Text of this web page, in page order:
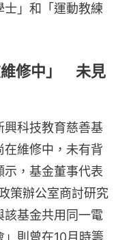
」和「運動教練
維修中」 未見
興科技教育慈善基
維修中，未有背
，基金董事代表
策辦公室商討研究
基金共用同一電
則曾在10月時籌